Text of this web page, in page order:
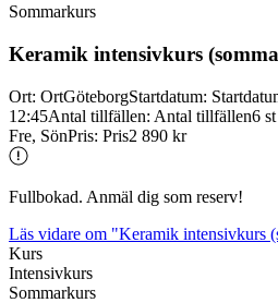
Sommarkurs
Keramik intensivkurs
Ort: OrtGöteborgStartdatum:
12:45Antal tillfällen: Antal tillfällen6
Fre, SönPris: Pris2 890 kr
Fullbokad. Anmäl dig som reserv!
Läs vidare om "Keramik intensivkurs
Kurs
Intensivkurs
Sommarkurs